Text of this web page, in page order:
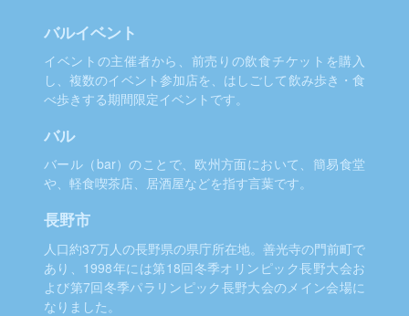
バルイベント
イベントの主催者から、前売りの飲食チケットを購入
し、複数のイベント参加店を、はしごして飲み歩き・食
べ歩きする期間限定イベントです。
バル
バール（bar）のことで、欧州方面において、簡易食堂
や、軽食喫茶店、居酒屋などを指す言葉です。
長野市
人口約37万人の長野県の県庁所在地。善光寺の門前町で
あり、1998年には第18回冬季オリンピック長野大会お
よび第7回冬季パラリンピック長野大会のメイン会場に
なりました。